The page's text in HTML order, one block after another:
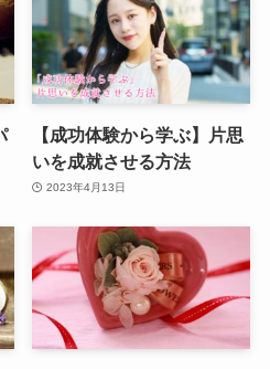
【成功体験から学ぶ】片思
いを成就させる方法
2023年4月13日